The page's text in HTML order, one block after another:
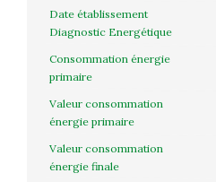
Date établissement
Diagnostic Energétique
Consommation énergie
primaire
Valeur consommation
énergie primaire
Valeur consommation
énergie finale